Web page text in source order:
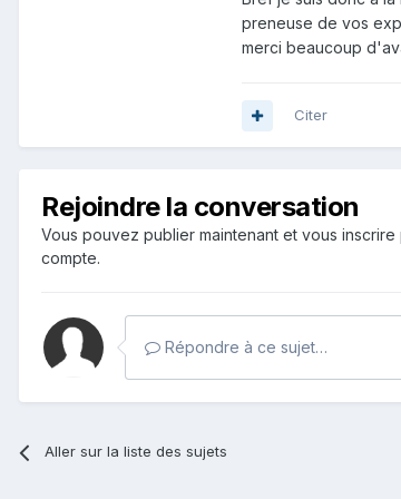
preneuse de vos
merci beaucoup
Citer
Rejoindre la conversation
Vous pouvez publier maintenant et vous inscrire
compte.
Répondre à ce sujet…
Aller sur la liste des sujets